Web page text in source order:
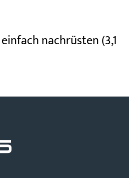
nachrüsten(3,1